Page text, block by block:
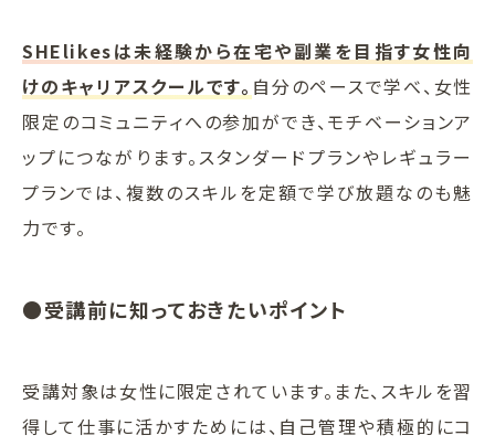
SHElikesは未経験から在宅や副業を目指す女性向
けのキャリアスクールです。 自分のペースで学べ、女性
限定のコミュニティへの参加ができ、モチベーションア
ップにつながります。スタンダードプランやレギュラー
プランでは、複数のスキルを定額で学び放題なのも魅
力です。
●受講前に知っておきたいポイント
受講対象は女性に限定されています。また、スキルを習
得して仕事に活かすためには、自己管理や積極的にコ